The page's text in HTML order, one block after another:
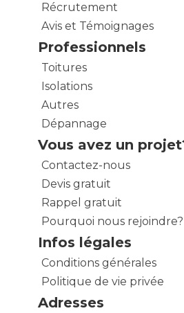
Récrutement
Avis et Témoignages
Professionnels
Toitures
Isolations
Autres
Dépannage
Vous avez un
Contactez-nous
Devis gratuit
Rappel gratuit
Pourquoi nous rejoindre?
Infos légales
Conditions générales
Politique de vie privée
Adresses